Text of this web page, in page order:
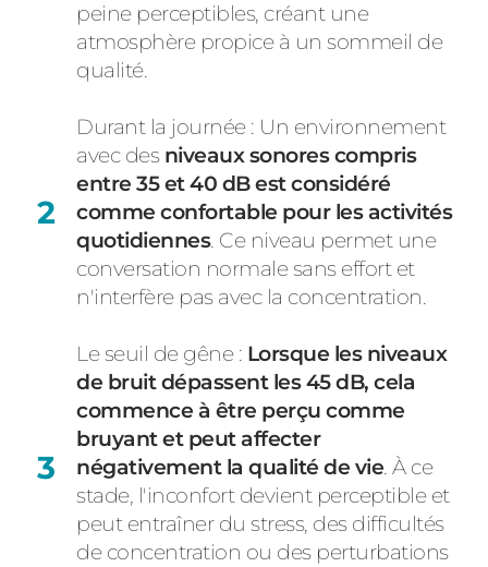
peine perceptibles, créant une
atmosphère propice à un sommeil de
qualité.
Durant la journée : Un environnement
avec desniveaux sonores compris
entre 35 et 40 dB est considéré
comme confortable pour les activités
quotidiennes. Ce niveau permet une
conversation normale sans effort et
n'interfère pas avec la concentration.
Le seuil de gêne : Lorsque les niveaux
de bruit dépassent les 45 dB, cela
commence à être perçu comme
bruyant et peut affecter
négativement la qualité de vie. À ce
stade, l'inconfort devient perceptible et
peut entraîner du stress, des difficultés
de concentration ou des perturbations